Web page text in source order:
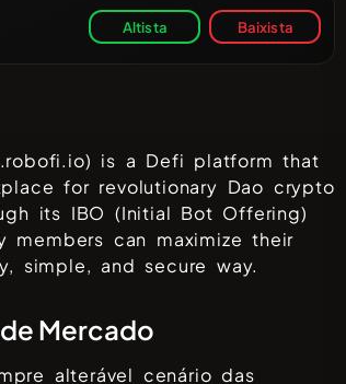
Altista Baixista
is a Defi platform that
for revolutionary Dao crypto
its IBO (Initial Bot Offering)
members can maximize their
simple, and secure way.
Mercado
alterável cenário das